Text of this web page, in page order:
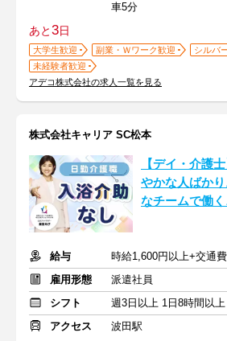
車5分
あと3日
大学生歓迎 副業・Ｗワーク歓迎 シルバ
未経験者歓迎
アデコ株式会社の求人一覧を見る
株式会社キャリア SC松本
【デイ・介護
やかな人ばか
なチームで働く
給与
時給1,600円以上+交通
雇用形態
派遣社員
シフト
週3日以上 1日8時間以上
アクセス
波田駅